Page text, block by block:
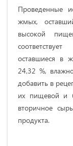
Проведенные
жмых,
высокой
оставшиеся в
24,32 %,
добавить в
их пищевой и
вторичное
продукта.